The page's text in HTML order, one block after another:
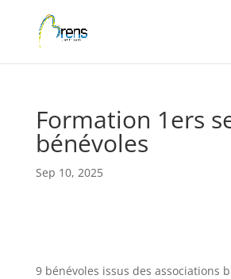
Formation 1ers
bénévoles
Sep 10, 2025
9 bénévoles issus des associations